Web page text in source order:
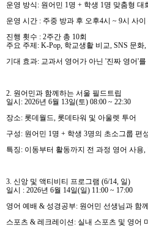
운영 방식: 원어민 1명 + 학생 1명 맞춤형 대
운영 시간 : 주중 방과 후 오후4시 ~ 9시 사이
진행 횟수 : 2주간 총 10회
주요 주제 : K-Pop, 학교생활 비교, SNS 문화,
기대 효과: 교과서 영어가 아닌 '진짜 영어'를
2. 원어민과 함께하는 서울 필드트립
일시 : 2026년 6월 13일(토) 08:00 ~ 22:30
장소: 롯데월드, 롯데타워 및 아울렛 투어
구성: 원어민 1명 + 학생 3명의 초소그룹 편
특징: 이동부터 활동까지 전 과정 영어 사용,
3. 신앙 및 액티비티 프로그램 (6/14, 일)
일시 : 2026년 6월 14일(일) 11:00 ~ 17:00
영어 예배 & 성경공부: 원어민 선생님과 함
스포츠 & 레크레이션 : 실내 스포츠 및 영어